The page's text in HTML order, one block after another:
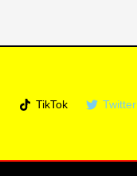
TikTok Twitter